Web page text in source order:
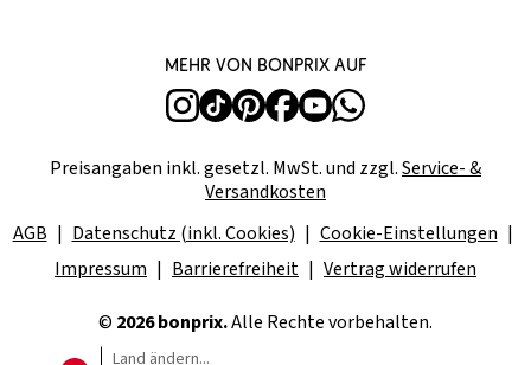
Mehr von bonprix auf
Preisangaben inkl. gesetzl. MwSt. und zzgl.Service- &
Versandkosten
AGB
Datenschutz (inkl. Cookies)
Cookie-Einstellungen
Impressum
Barrierefreiheit Vertrag widerrufen
© 2026 bonprix.Alle Rechte vorbehalten.
Land ändern...